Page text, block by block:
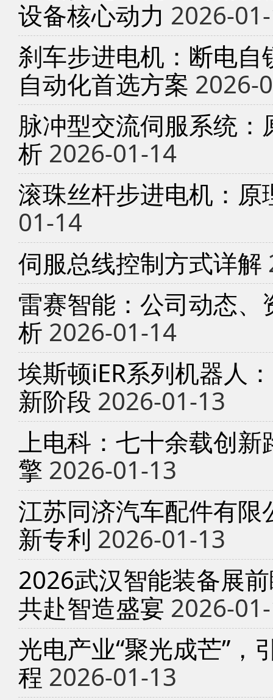
设备核心动力 2026-
刹车步进电机：断电
自动化首选方案 2026-
脉冲型交流伺服系统
析 2026-01-14
滚珠丝杆步进电机：
01-14
伺服总线控制方式详解
雷赛智能：公司动态
析 2026-01-14
埃斯顿iER系列机器人
新阶段 2026-01-13
上电科：七十余载创
擎 2026-01-13
江苏同济汽车配件有
新专利 2026-01-13
2026武汉智能装备展
共赴智造盛宴 2026-
光电产业“聚光成芒”，
程 2026-01-13